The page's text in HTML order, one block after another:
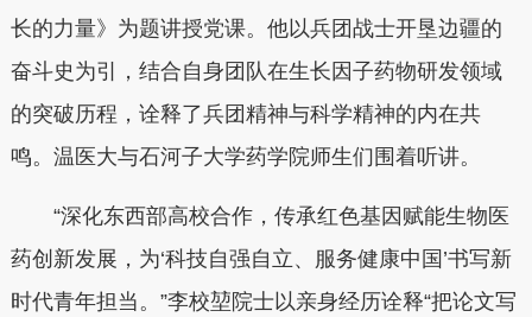
长的力量》为题讲授党课。他以兵团战士开垦边疆的
奋斗史为引，结合自身团队在生长因子药物研发领域
的突破历程，诠释了兵团精神与科学精神的内在共
鸣。温医大与石河子大学药学院师生们围着听讲。
“深化东西部高校合作，传承红色基因赋能生物医
药创新发展，为‘科技自强自立、服务健康中国’书写新
时代青年担当。”李校堃院士以亲身经历诠释“把论文写